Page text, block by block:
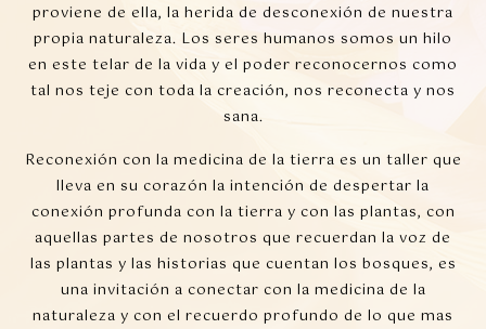
proviene de ella, la herida de desconexión de nuestra
propia naturaleza. Los seres humanos somos un hilo
en este telar de la vida y el poder reconocernos como
tal nos teje con toda la creación, nos reconecta y nos
sana.
Reconexión con la medicina de la tierra es un taller que
lleva en su corazón la intención de despertar la
conexión profunda con la tierra y con las plantas, con
aquellas partes de nosotros que recuerdan la voz de
las plantas y las historias que cuentan los bosques, es
una invitación a conectar con la medicina de la
naturaleza y con el recuerdo profundo de lo que mas